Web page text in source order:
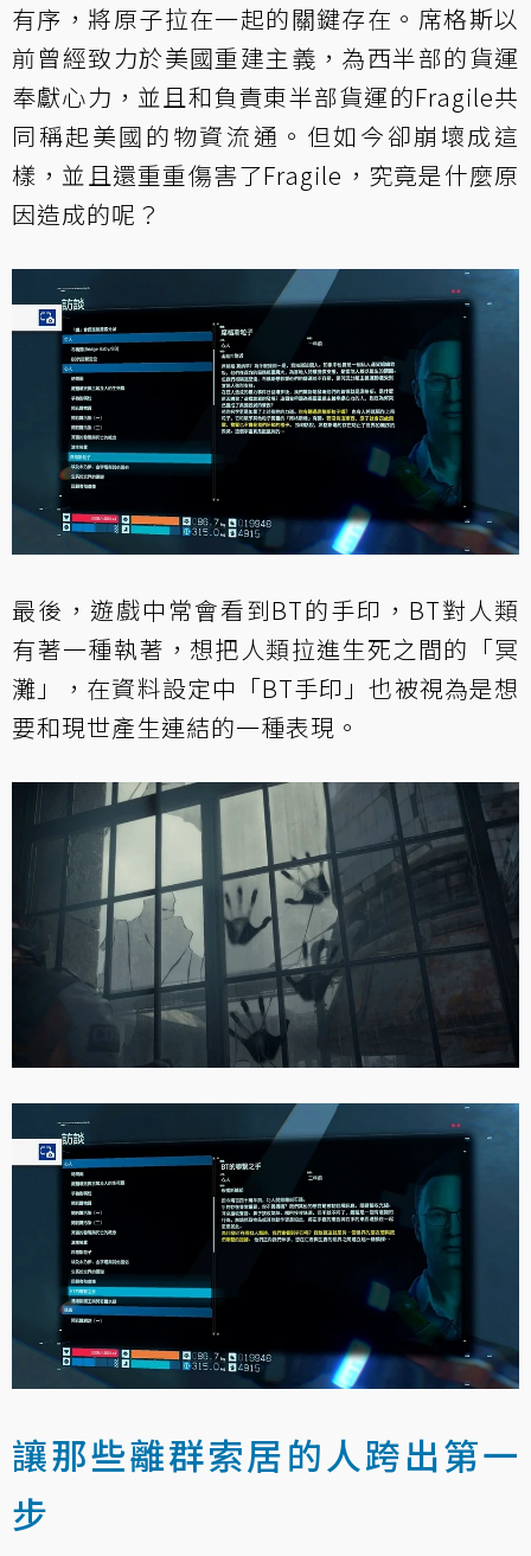
有序，將原子拉在一起的關鍵存在。席格斯以
前曾經致力於美國重建主義，為西半部的貨運
奉獻心力，並且和負責東半部貨運的Fragile共
同稱起美國的物資流通。但如今卻崩壞成這
樣，並且還重重傷害了Fragile，究竟是什麼原
因造成的呢？
最後，遊戲中常會看到BT的手印，BT對人類
有著一種執著，想把人類拉進生死之間的「冥
灘」，在資料設定中「BT手印」也被視為是想
要和現世產生連結的一種表現。
讓那些離群索居的人跨出第一
步